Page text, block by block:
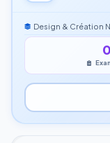
Design & Création
0